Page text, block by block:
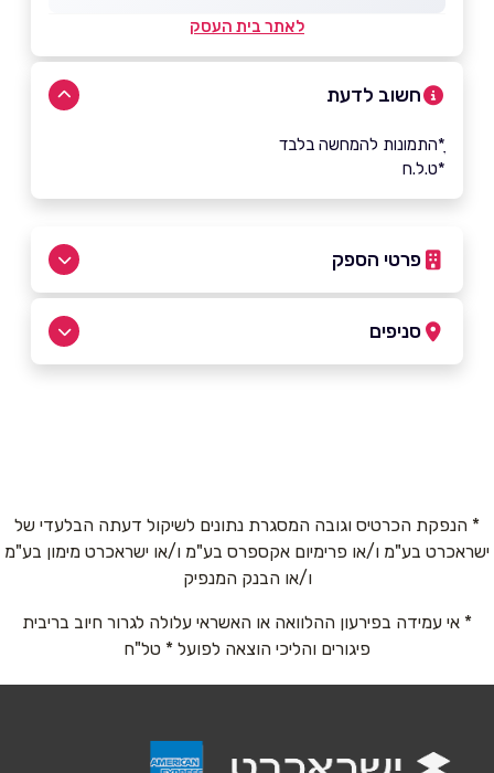
לאתר בית העסק
חשוב לדעת
ָ*התמונות להמחשה בלבד
*ט.ל.ח
פרטי הספק
שם מלא*
סניפים
אזור התעשייה אלון תבור - בתיאום מראש
* הנפקת הכרטיס וגובה המסגרת נתונים לשיקול דעתה הבלעדי של
ישראכרט בע"מ ו/או פרימיום אקספרס בע"מ ו/או ישראכרט מימון בע"מ
ו/או הבנק המנפיק
* אי עמידה בפירעון ההלוואה או האשראי עלולה לגרור חיוב בריבית
פיגורים והליכי הוצאה לפועל * טל"ח